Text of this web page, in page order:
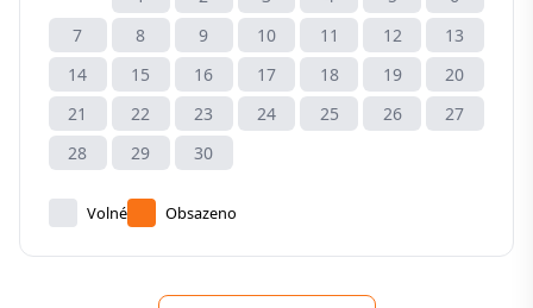
7
8 9 10 11 12
13
14
15 16 17 18 19
20
21
22 23 24 25 26
27
28
29 30
Volné Obsazeno